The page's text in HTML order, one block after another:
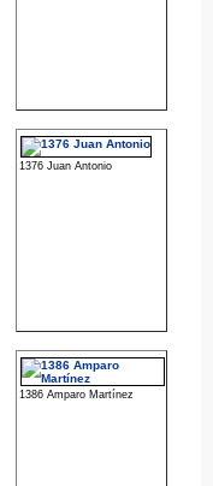
1376 Juan Antonio
1386 Amparo Martínez